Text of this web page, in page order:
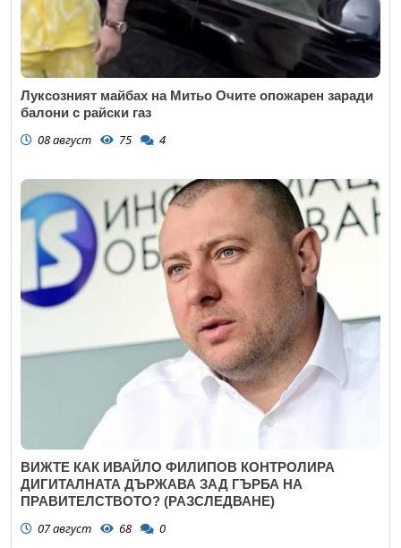
Луксозният майбах на Митьо Очите опожарен заради
балони с райски газ
08 август 75 4
ВИЖТЕ КАК ИВАЙЛО ФИЛИПОВ КОНТРОЛИРА
ДИГИТАЛНАТА ДЪРЖАВА ЗАД ГЪРБА НА
ПРАВИТЕЛСТВОТО? (РАЗСЛЕДВАНЕ)
07 август 68 0